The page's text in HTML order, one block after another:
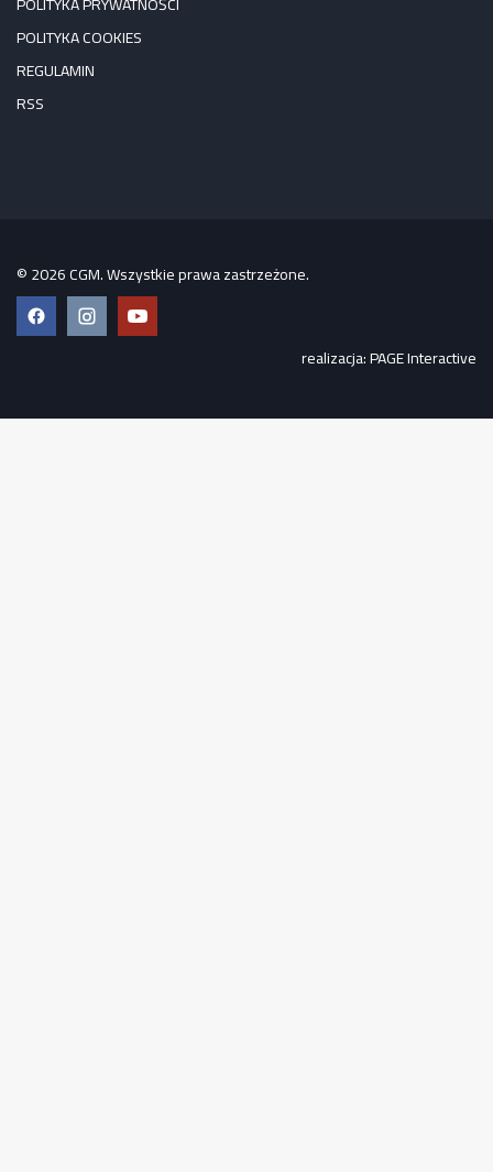
POLITYKA COOKIES
REGULAMIN
RSS
© 2026 CGM. Wszystkie prawa zastrzeżone.
FacebookInstagramYouTube
realizacja:PAGE Interactive